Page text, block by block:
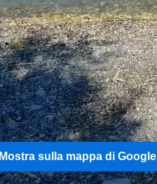
Mostra sulla mappa di Google